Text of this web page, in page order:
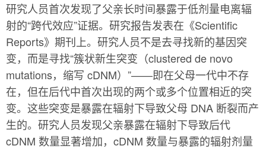
研究人员首次发现了父亲长时间暴露于低剂量电离辐
射的“跨代效应”证据。研究报告发表在《Scientific
Reports》期刊上。研究人员不是去寻找新的基因突
变，而是寻找“簇状新生突变（clustered de novo
mutations，缩写 cDNM）”——即在父母一代中不存
在，但在后代中首次出现的两个或多个位置相近的突
变。这些突变是暴露在辐射下导致父母 DNA 断裂而产
生的。研究人员发现父亲暴露在辐射下导致后代
cDNM 数量显著增加，cDNM 数量与暴露的辐射剂量